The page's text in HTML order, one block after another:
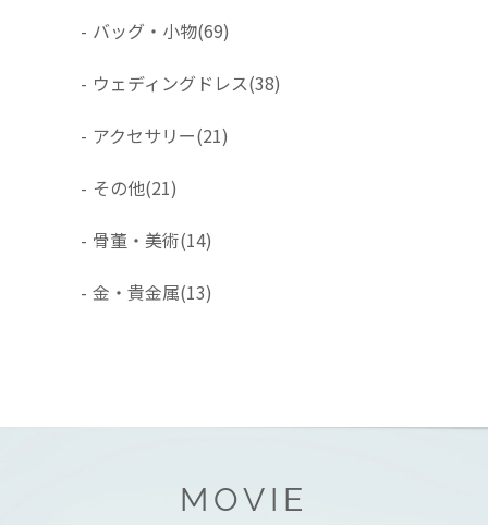
- バッグ・小物(69)
- ウェディングドレス(38)
- アクセサリー(21)
- その他(21)
- 骨董・美術(14)
- 金・貴金属(13)
MOVIE